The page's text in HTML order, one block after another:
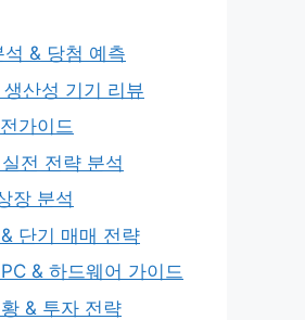
& 당첨 예측
산성 기기 리뷰
가이드
전 전략 분석
장 분석
단기 매매 전략
& 하드웨어 가이드
& 투자 전략